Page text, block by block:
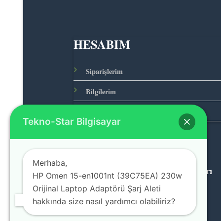
HESABIM
Siparişlerim
Bilgilerim
© 2026 Teknolojinin Starı
Tekno-Star Bilgisayar
Merhaba,
HP Omen 15-en1001nt (39C75EA) 230w
Orijinal Laptop Adaptörü Şarj Aleti
hakkında size nasıl yardımcı olabiliriz?